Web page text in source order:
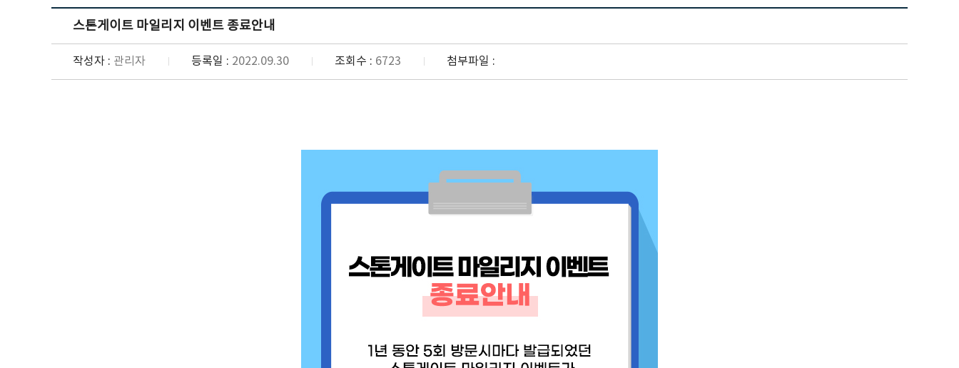
스톤게이트 마일리지 이벤트 종료안내
작성자 : 관리자 등록일 : 2022.09.30 조회수 : 6723 첨부파일 :